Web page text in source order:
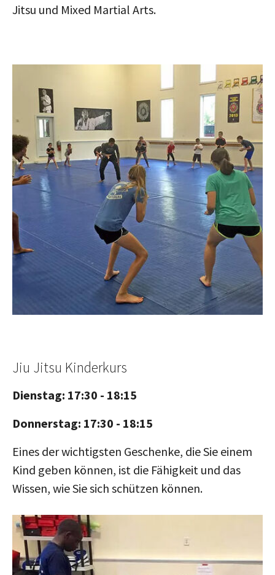
Jitsu und Mixed Martial Arts.
Jiu Jitsu Kinderkurs
Dienstag: 17:30 - 18:15
Donnerstag: 17:30 - 18:15
Eines der wichtigsten Geschenke, die Sie einem
Kind geben können, ist die Fähigkeit und das
Wissen, wie Sie sich schützen können.